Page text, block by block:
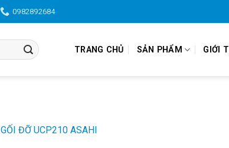
0982892684
TRANG CHỦ SẢN PHẨM GIỚI
GỐI ĐỠ UCP210 ASAHI